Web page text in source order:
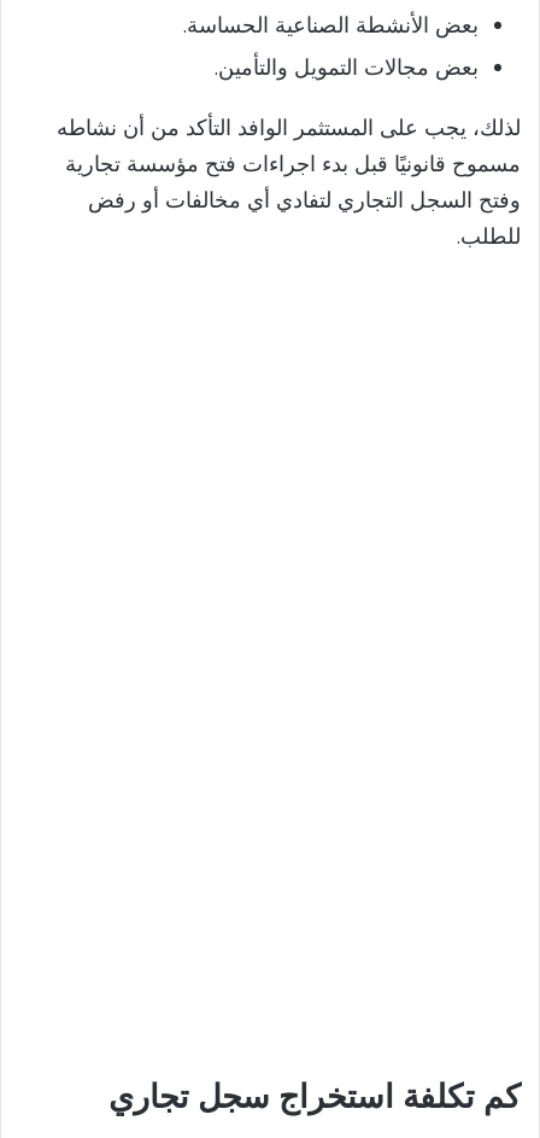
بعض الأنشطة الصناعية الحساسة.
بعض مجالات التمويل والتأمين.
لذلك، يجب على المستثمر الوافد التأكد من أن نشاطه
مسموح قانونيًا قبل بدء اجراءات فتح مؤسسة تجارية
وفتح السجل التجاري لتفادي أي مخالفات أو رفض
للطلب.
كم تكلفة استخراج سجل تجاري